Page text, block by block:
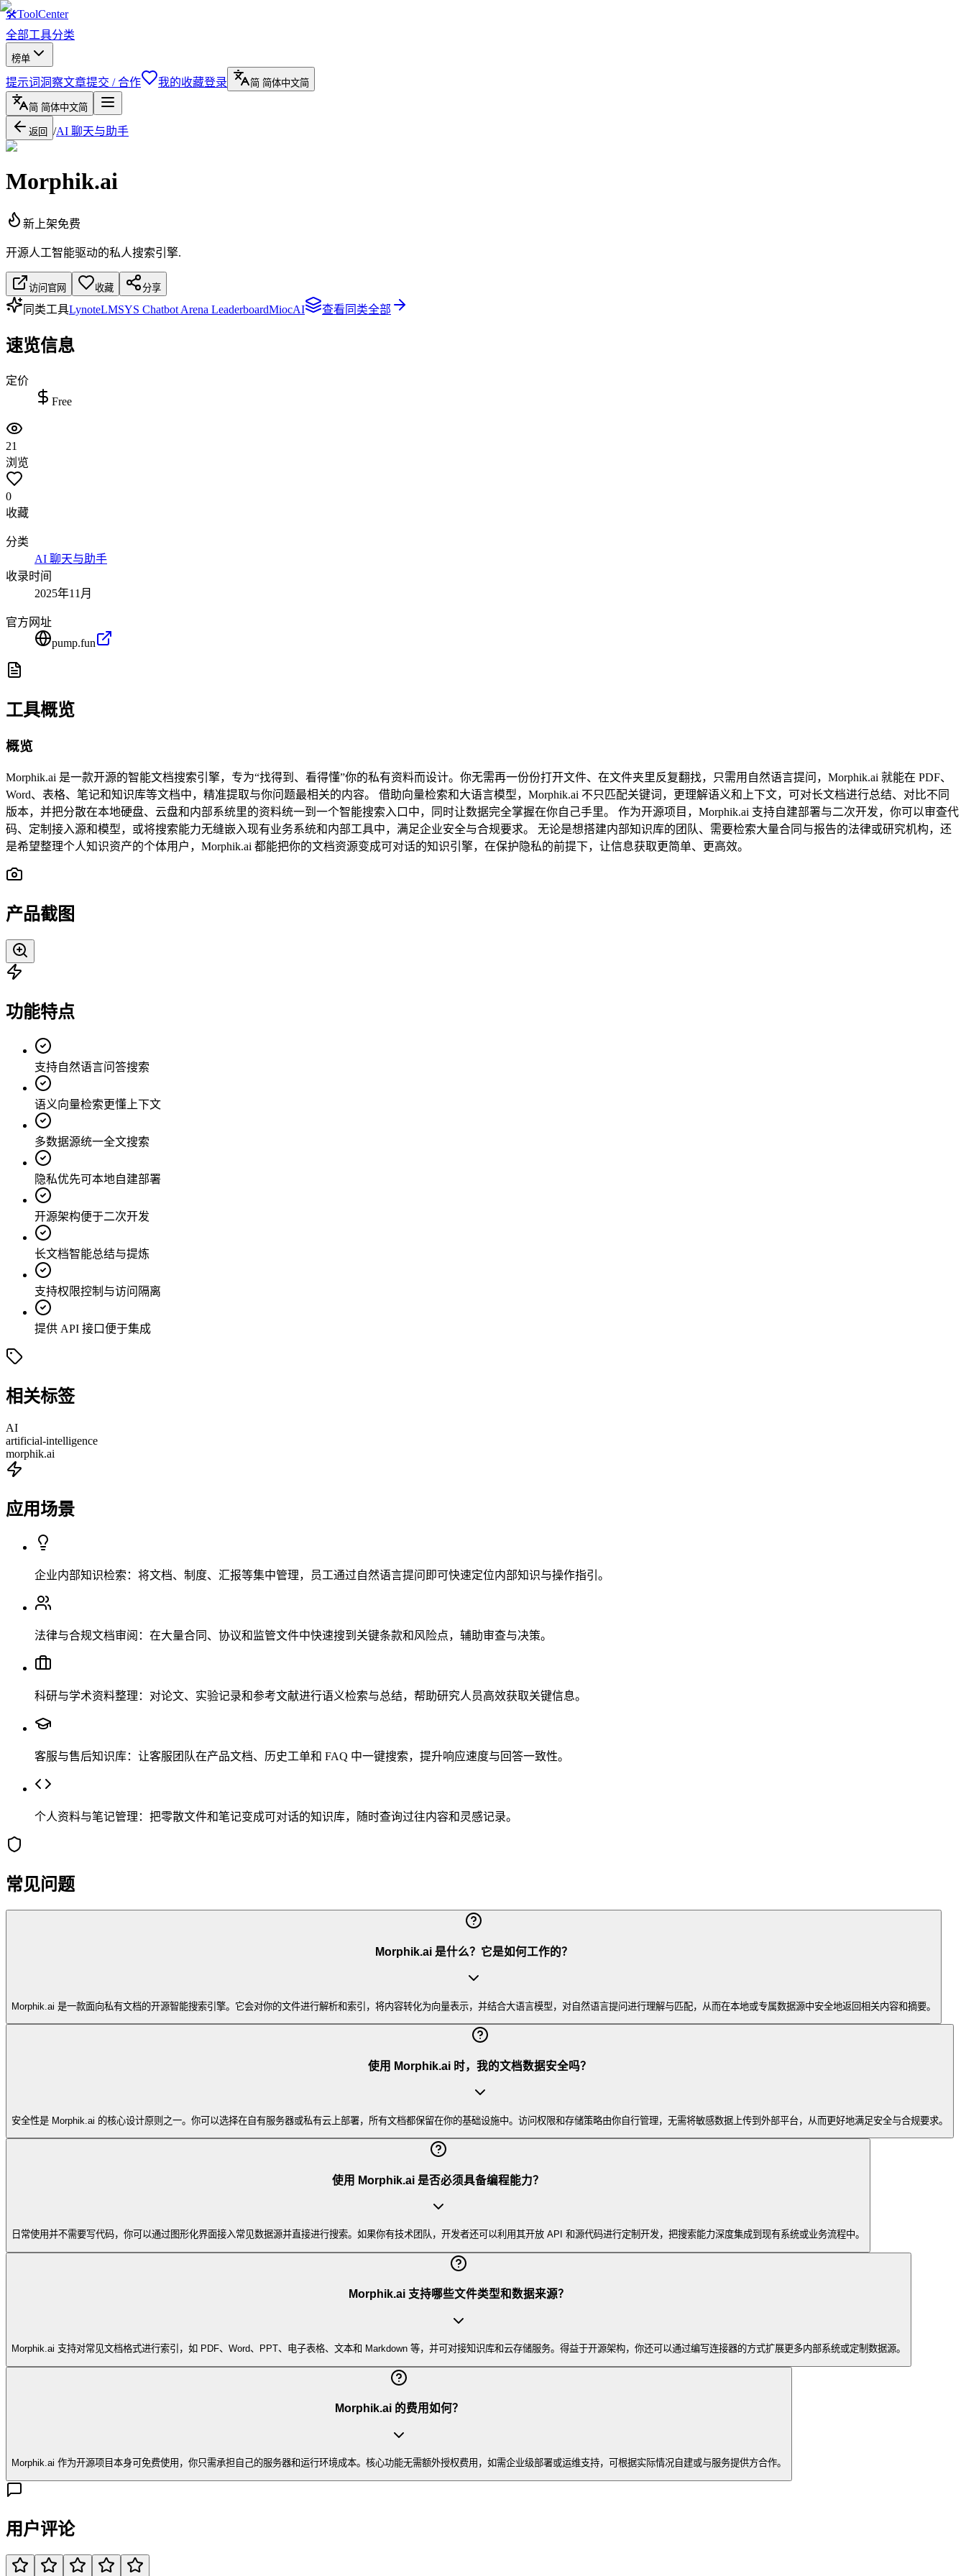
🛠ToolCenter
全部工具分类
榜单
提示词洞察文章提交 / 合作 我的收藏登录 简 简体中文简
简 简体中文简
返回 /AI 聊天与助手
Morphik.ai
新上架免费
开源人工智能驱动的私人搜索引擎.
访问官网 收藏 分享
同类工具LynoteLMSYS Chatbot Arena LeaderboardMiocAI 查看同类全部
速览信息
定价
Free
21
浏览
0
收藏
分类
AI 聊天与助手
收录时间
2025年11月
官方网址
pump.fun
工具概览
概览
Morphik.ai 是一款开源的智能文档搜索引擎，专为“找得到、看得懂”你的私有资料而设计。你无需再一份份打开文件、在文件夹里反复翻找，只需用自然语言提问，Morphik.ai 就能在 PDF、
Word、表格、笔记和知识库等文档中，精准提取与你问题最相关的内容。 借助向量检索和大语言模型，Morphik.ai 不只匹配关键词，更理解语义和上下文，可对长文档进行总结、对比不同
版本，并把分散在本地硬盘、云盘和内部系统里的资料统一到一个智能搜索入口中，同时让数据完全掌握在你自己手里。 作为开源项目，Morphik.ai 支持自建部署与二次开发，你可以审查代
码、定制接入源和模型，或将搜索能力无缝嵌入现有业务系统和内部工具中，满足企业安全与合规要求。 无论是想搭建内部知识库的团队、需要检索大量合同与报告的法律或研究机构，还
是希望整理个人知识资产的个体用户，Morphik.ai 都能把你的文档资源变成可对话的知识引擎，在保护隐私的前提下，让信息获取更简单、更高效。
产品截图
功能特点
支持自然语言问答搜索
语义向量检索更懂上下文
多数据源统一全文搜索
隐私优先可本地自建部署
开源架构便于二次开发
长文档智能总结与提炼
支持权限控制与访问隔离
提供 API 接口便于集成
相关标签
AI
artificial-intelligence
morphik.ai
应用场景
企业内部知识检索：将文档、制度、汇报等集中管理，员工通过自然语言提问即可快速定位内部知识与操作指引。
法律与合规文档审阅：在大量合同、协议和监管文件中快速搜到关键条款和风险点，辅助审查与决策。
科研与学术资料整理：对论文、实验记录和参考文献进行语义检索与总结，帮助研究人员高效获取关键信息。
客服与售后知识库：让客服团队在产品文档、历史工单和 FAQ 中一键搜索，提升响应速度与回答一致性。
个人资料与笔记管理：把零散文件和笔记变成可对话的知识库，随时查询过往内容和灵感记录。
常见问题
Morphik.ai 是什么？它是如何工作的？
Morphik.ai 是一款面向私有文档的开源智能搜索引擎。它会对你的文件进行解析和索引，将内容转化为向量表示，并结合大语言模型，对自然语言提问进行理解与匹配，从而在本地或专属数据源中安全地返回相关内容和摘要。
使用 Morphik.ai 时，我的文档数据安全吗？
安全性是 Morphik.ai 的核心设计原则之一。你可以选择在自有服务器或私有云上部署，所有文档都保留在你的基础设施中。访问权限和存储策略由你自行管理，无需将敏感数据上传到外部平台，从而更好地满足安全与合规要求。
使用 Morphik.ai 是否必须具备编程能力？
日常使用并不需要写代码，你可以通过图形化界面接入常见数据源并直接进行搜索。如果你有技术团队，开发者还可以利用其开放 API 和源代码进行定制开发，把搜索能力深度集成到现有系统或业务流程中。
Morphik.ai 支持哪些文件类型和数据来源？
Morphik.ai 支持对常见文档格式进行索引，如 PDF、Word、PPT、电子表格、文本和 Markdown 等，并可对接知识库和云存储服务。得益于开源架构，你还可以通过编写连接器的方式扩展更多内部系统或定制数据源。
Morphik.ai 的费用如何？
Morphik.ai 作为开源项目本身可免费使用，你只需承担自己的服务器和运行环境成本。核心功能无需额外授权费用，如需企业级部署或运维支持，可根据实际情况自建或与服务提供方合作。
用户评论